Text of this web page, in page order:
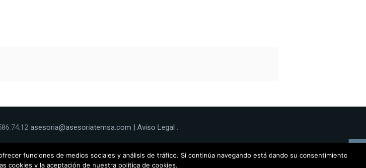
asesoria@asesoriatemsa.com |Aviso Legal .
Contacto y
Noticias de
funciones de medios sociales y análisis de tráfico. Si continúa navegando está dando su consentimiento
cookies y la aceptación de nuestra política de cookies.